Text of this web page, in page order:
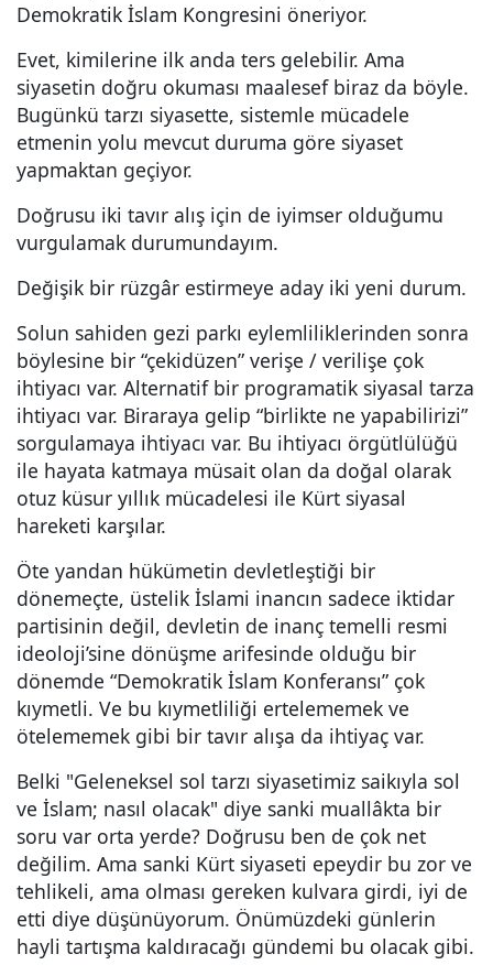
Demokratik İslam Kongresini öneriyor.
Evet, kimilerine ilk anda ters gelebilir. Ama
siyasetin doğru okuması maalesef biraz da böyle.
Bugünkü tarzı siyasette, sistemle mücadele
etmenin yolu mevcut duruma göre siyaset
yapmaktan geçiyor.
Doğrusu iki tavır alış için de iyimser olduğumu
vurgulamak durumundayım.
Değişik bir rüzgâr estirmeye aday iki yeni durum.
Solun sahiden gezi parkı eylemliliklerinden sonra
böylesine bir “çekidüzen” verişe / verilişe çok
ihtiyacı var. Alternatif bir programatik siyasal tarza
ihtiyacı var. Biraraya gelip “birlikte ne yapabilirizi”
sorgulamaya ihtiyacı var. Bu ihtiyacı örgütlülüğü
ile hayata katmaya müsait olan da doğal olarak
otuz küsur yıllık mücadelesi ile Kürt siyasal
hareketi karşılar.
Öte yandan hükümetin devletleştiği bir
dönemeçte, üstelik İslami inancın sadece iktidar
partisinin değil, devletin de inanç temelli resmi
ideoloji’sine dönüşme arifesinde olduğu bir
dönemde “Demokratik İslam Konferansı” çok
kıymetli. Ve bu kıymetliliği ertelememek ve
ötelememek gibi bir tavır alışa da ihtiyaç var.
Belki "Geleneksel sol tarzı siyasetimiz saikıyla sol
ve İslam; nasıl olacak" diye sanki muallâkta bir
soru var orta yerde? Doğrusu ben de çok net
değilim. Ama sanki Kürt siyaseti epeydir bu zor ve
tehlikeli, ama olması gereken kulvara girdi, iyi de
etti diye düşünüyorum. Önümüzdeki günlerin
hayli tartışma kaldıracağı gündemi bu olacak gibi.